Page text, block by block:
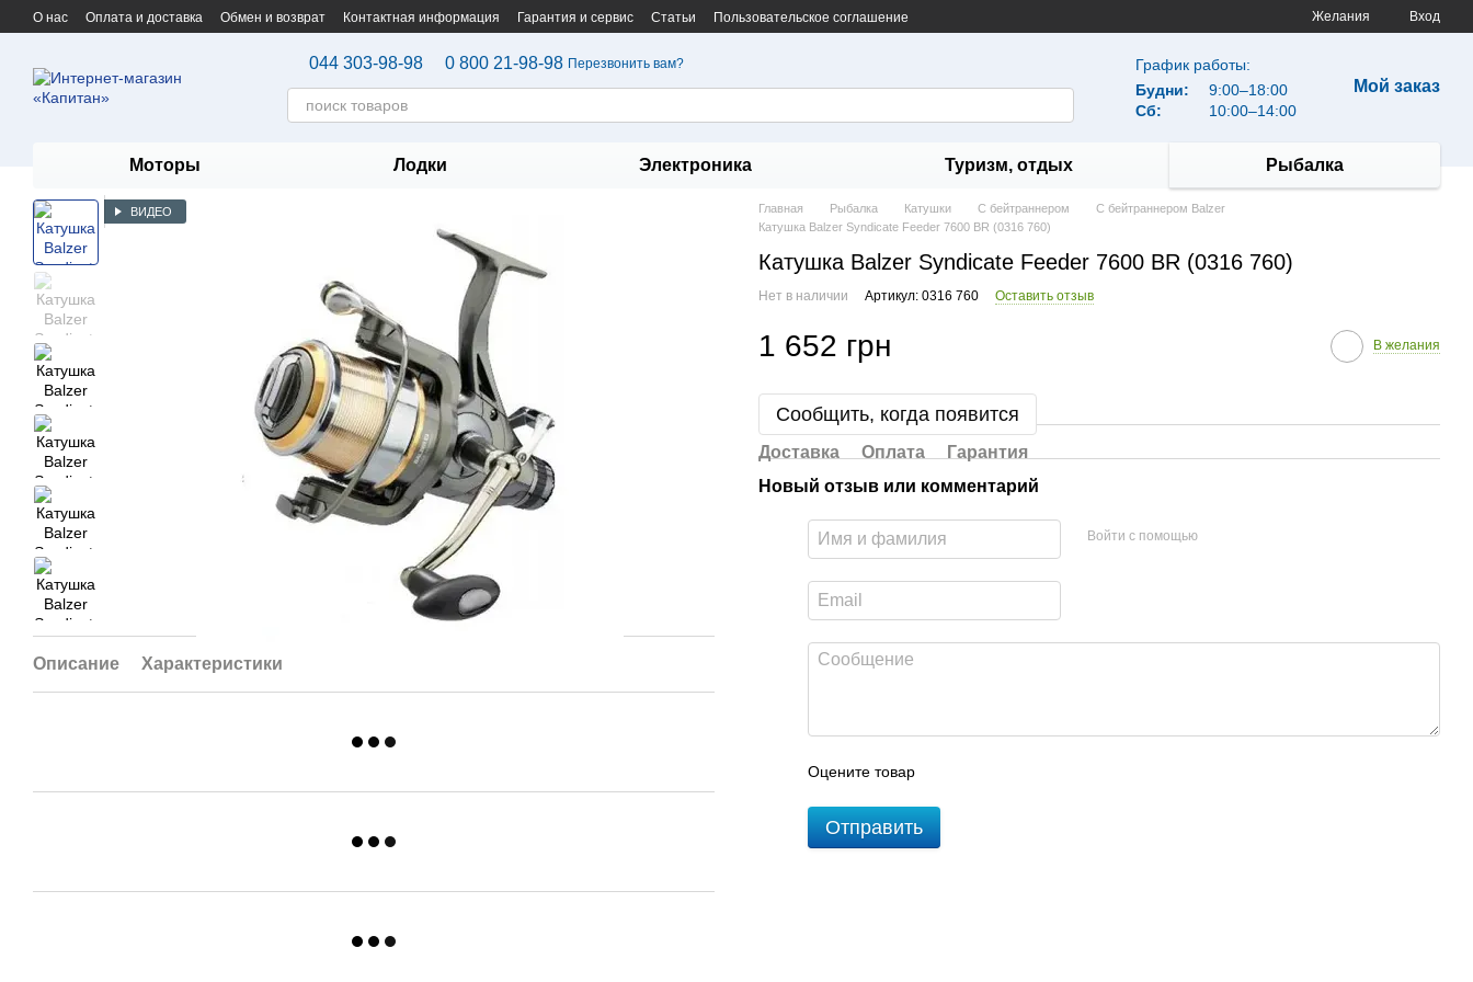
Перейти к основному контенту
О нас Оплата и доставка Обмен и возврат Контактная информация Гарантия и сервис Статьи Пользовательское соглашение Желания Вход
044 303-98-98 0 800 21-98-98 Перезвонить вам?
График работы:
Будни:
9:00–18:00
Сб:
10:00–14:00
Мой заказ
Моторы Лодки Электроника Туризм, отдых Рыбалка
ВИДЕО
Описание Характеристики
Главная Рыбалка Катушки С бейтраннером
С бейтраннером Balzer
Катушка Balzer Syndicate Feeder 7600 BR (0316 760)
Катушка Balzer Syndicate Feeder 7600 BR (0316 760)
Нет в наличии Артикул: 0316 760 Оставить отзыв
1 652 грн В желания
Сообщить, когда появится
Доставка Оплата
Гарантия
Новый отзыв или комментарий
Войти с помощью
Оцените товар
Отправить